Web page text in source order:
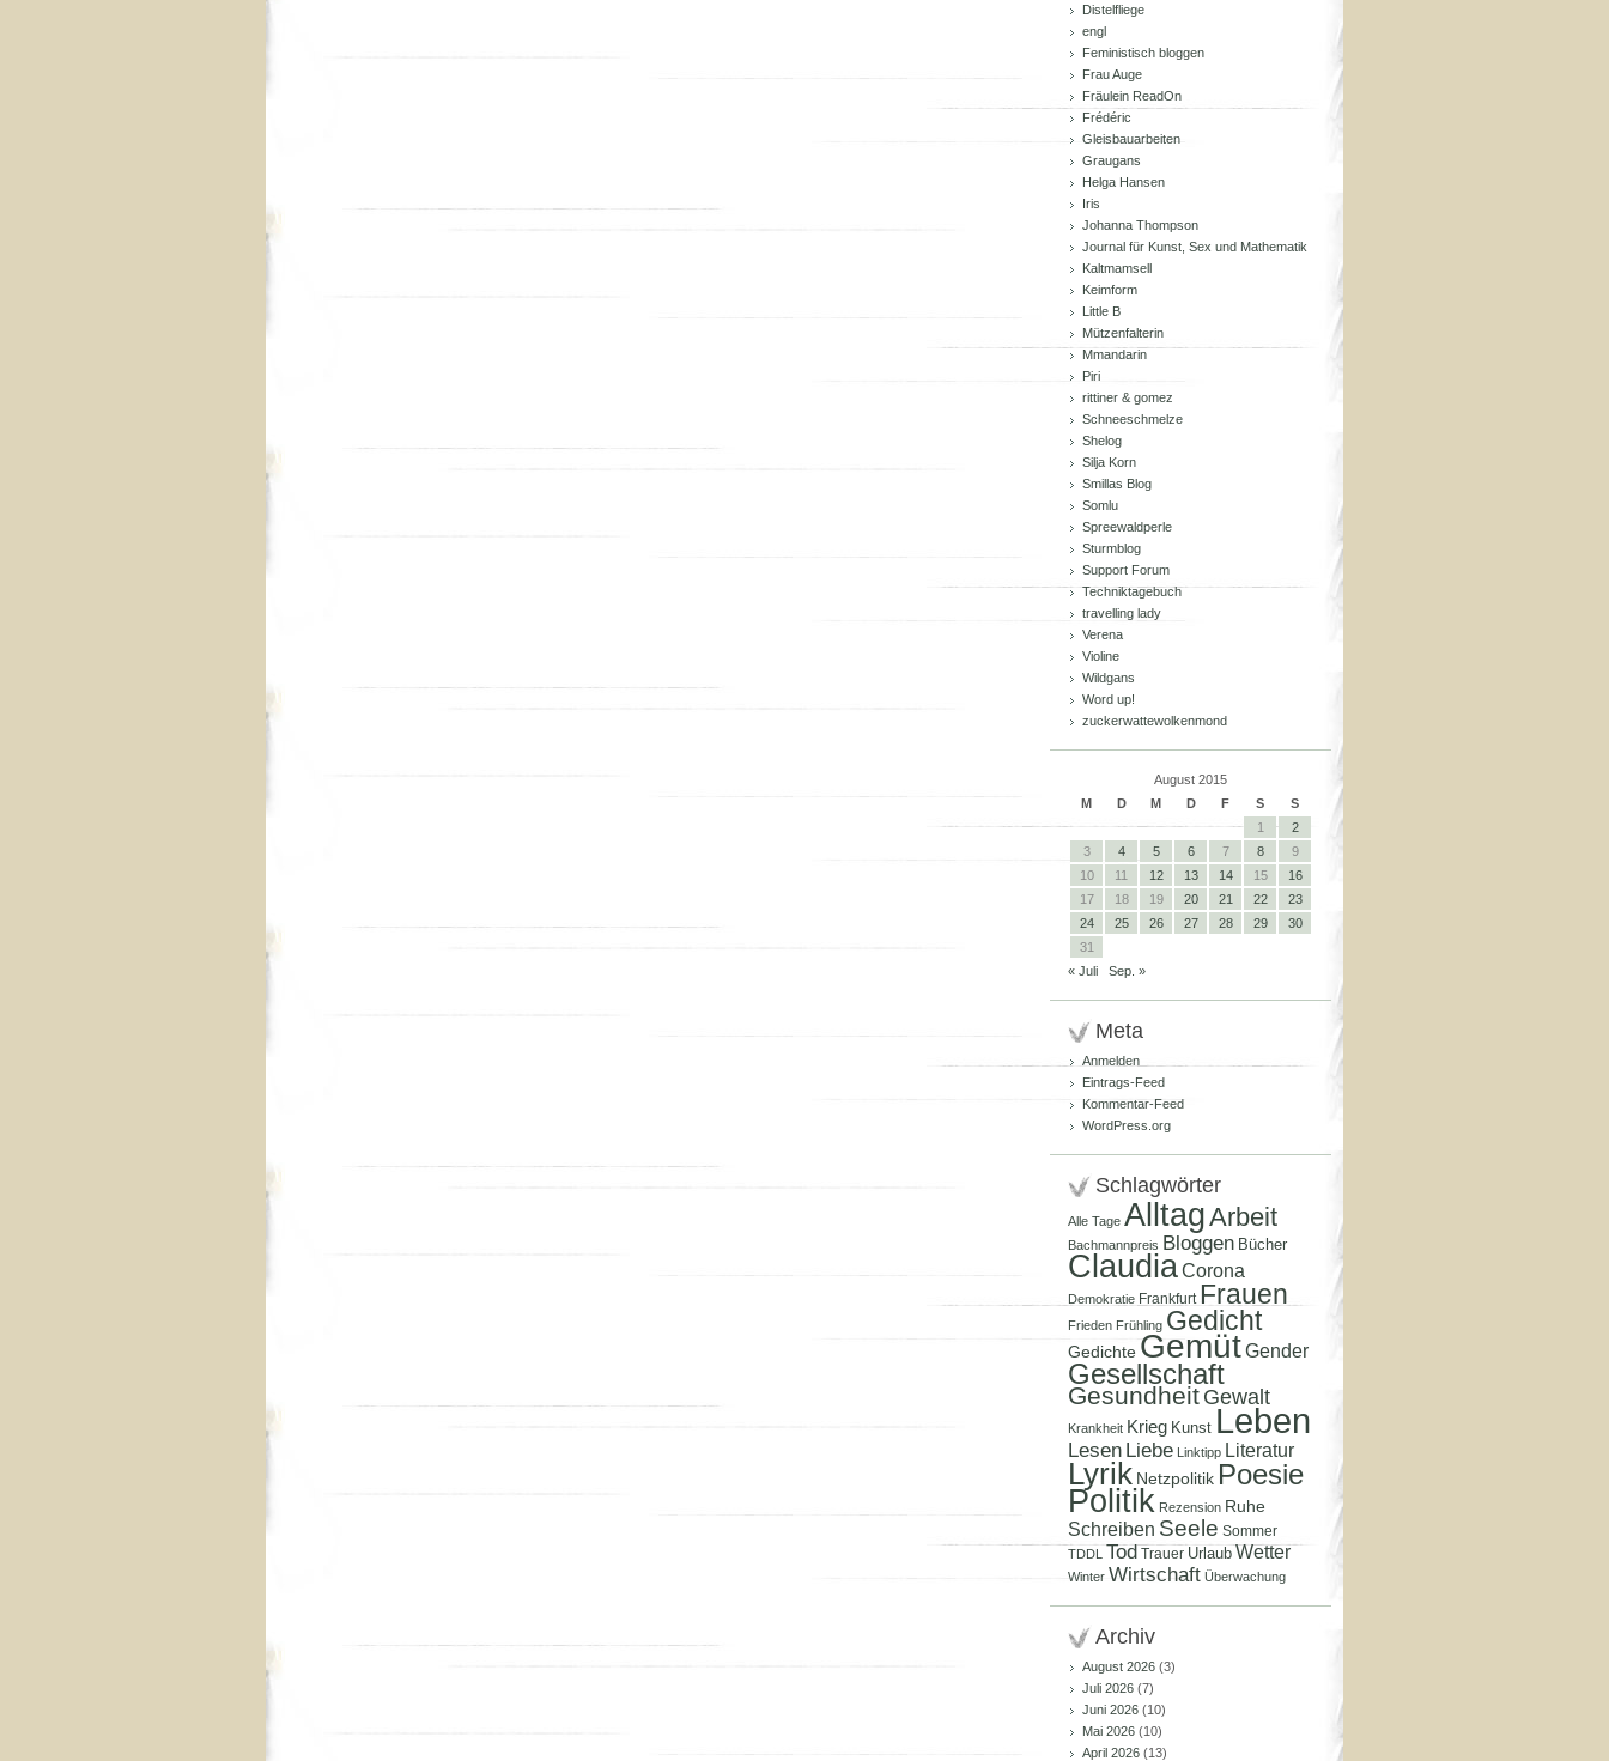
Distelfliege
engl
Feministisch bloggen
Frau Auge
Fräulein ReadOn
Frédéric
Gleisbauarbeiten
Graugans
Helga Hansen
Iris
Johanna Thompson
Journal für Kunst, Sex und Mathematik
Kaltmamsell
Keimform
Little B
Mützenfalterin
Mmandarin
Piri
rittiner & gomez
Schneeschmelze
Shelog
Silja Korn
Smillas Blog
Somlu
Spreewaldperle
Sturmblog
Support Forum
Techniktagebuch
travelling lady
Verena
Violine
Wildgans
Word up!
zuckerwattewolkenmond
August 2015
M
D M D F S
S
1
2
3
4 5 6 7 8
9
10
11 12 13 14 15
16
17
18 19 20 21 22
23
24
25 26 27 28 29
30
31
« Juli
Sep. »
Meta
Anmelden
Eintrags-Feed
Kommentar-Feed
WordPress.org
Schlagwörter
Alle Tage AlltagArbeit
Bachmannpreis Bloggen Bücher
ClaudiaCorona
Demokratie Frankfurt Frauen
Frieden Frühling Gedicht
Gedichte GemütGender
Gesellschaft
Gesundheit Gewalt
Krankheit Krieg Kunst Leben
Lesen Liebe Linktipp Literatur
Lyrik Netzpolitik Poesie
Politik Rezension Ruhe
Schreiben Seele Sommer
TDDL Tod Trauer Urlaub Wetter
Winter Wirtschaft Überwachung
Archiv
August 2026 (3)
Juli 2026 (7)
Juni 2026 (10)
Mai 2026 (10)
April 2026 (13)